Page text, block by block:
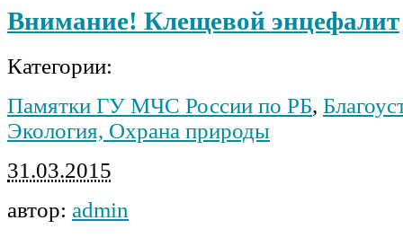
Внимание! Клещевой энцефалит
Категории:
Памятки ГУ МЧС России по РБ,
Экология, Охрана природы
31.03.2015
автор: admin